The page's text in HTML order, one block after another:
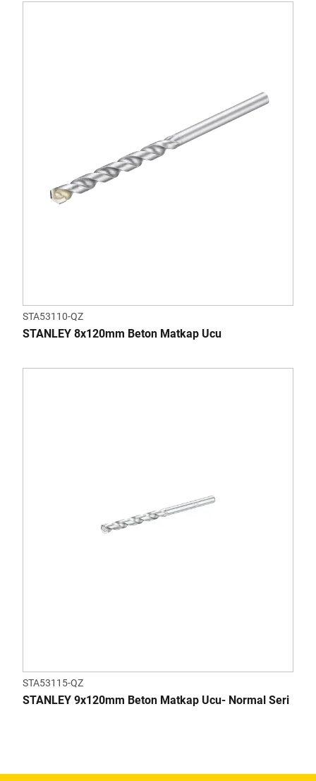
STA53110-QZ
STANLEY 8x120mm Beton Matkap Ucu
STA53115-QZ
STANLEY 9x120mm Beton Matkap Ucu- Normal Seri